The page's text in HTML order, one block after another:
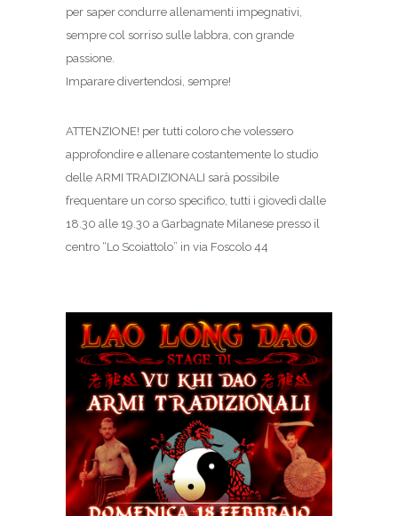
per saper condurre allenamenti impegnativi,
sempre col sorriso sulle labbra, con grande
passione.
Imparare divertendosi, sempre!
ATTENZIONE! per tutti coloro che volessero
approfondire e allenare costantemente lo studio
delle ARMI TRADIZIONALI sarà possibile
frequentare un corso specifico, tutti i giovedì dalle
18.30 alle 19.30 a Garbagnate Milanese presso il
centro “Lo Scoiattolo” in via Foscolo 44